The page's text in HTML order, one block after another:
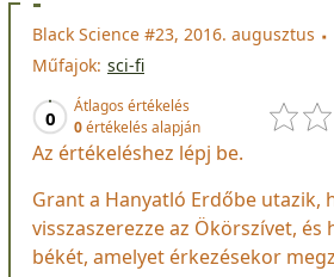
Black Science #23, 2016. augusztus
Műfajok: sci-fi
0
Átlagos értékelés
0értékelés alapján
Az értékeléshez lépj be.
Grant a Hanyatló Erdőbe utazik,
visszaszerezze az Ökörszívet, és
békét, amelyet érkezésekor